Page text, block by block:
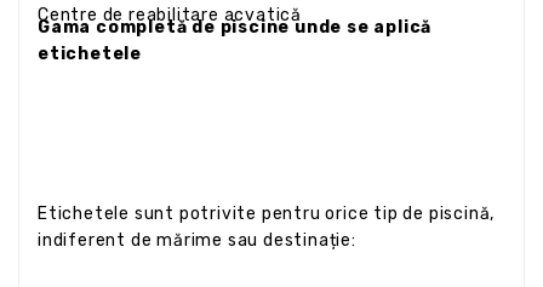
Centre de reabilitare acvatică
Gama completă de piscine unde se aplică
etichetele
Etichetele sunt potrivite pentru orice tip de piscină,
indiferent de mărime sau destinație: